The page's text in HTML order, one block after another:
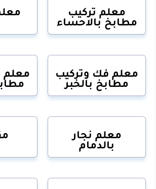
معلم تركيب
مطابخ بالاحساء
معلم فك وتركيب
مطابخ بالخبر
معلم
معلم نجار
بالدمام